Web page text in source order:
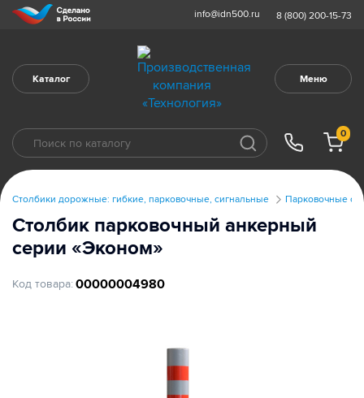
info@idn500.ru 8 (800) 200-15-73
Каталог Меню
0
Столбики дорожные: гибкие, парковочные, сигнальные Парковочные
Столбик парковочный анкерный
серии «Эконом»
Код товара: 00000004980